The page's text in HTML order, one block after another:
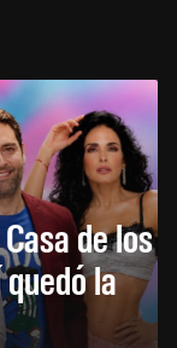
de los
la